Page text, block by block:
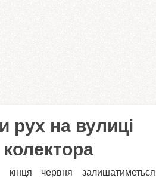
рух на вулиці
червня залишатиметься